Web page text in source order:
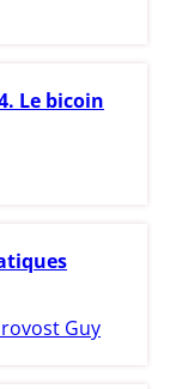
Le bicoin
Guy